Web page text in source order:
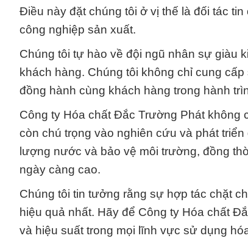
Điều này đặt chúng tôi ở vị thế là đối tác
công nghiệp sản xuất.
Chúng tôi tự hào về đội ngũ nhân sự giàu
khách hàng. Chúng tôi không chỉ cung
đồng hành cùng khách hàng trong hành
Công ty Hóa chất Đắc Trường Phát không
còn chú trọng vào nghiên cứu và phát
lượng nước và bảo vệ môi trường, đồng
ngày càng cao.
Chúng tôi tin tưởng rằng sự hợp tác chặt
hiệu quả nhất. Hãy để Công ty Hóa chất
và hiệu suất trong mọi lĩnh vực sử dụng